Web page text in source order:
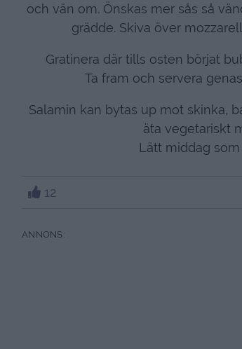
och vän om. Önskas mer sås så
grädde. Skiva över
Gratinera där tills osten börjat
Ta fram och servera
Salamin kan bytas up mot skinka,
äta vegetariskt
Lätt middag
12